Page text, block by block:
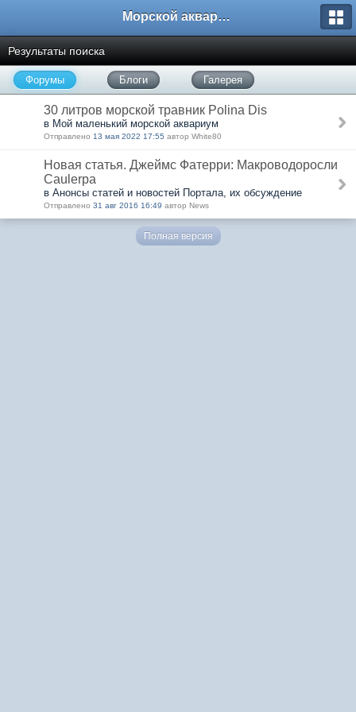
Морской аквариум. Форумы ReefCentral.ru
Результаты поиска
Форумы Блоги Галерея
30 литров морской травник Polina Dis
в Мой маленький морской аквариум
Отправлено 13 мая 2022 17:55 автор White80
Новая статья. Джеймс Фатерри: Макроводоросли
Caulerpa
в Анонсы статей и новостей Портала, их обсуждение
Отправлено 31 авг 2016 16:49 автор News
Полная версия